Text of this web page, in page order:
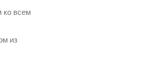
ко всем
из